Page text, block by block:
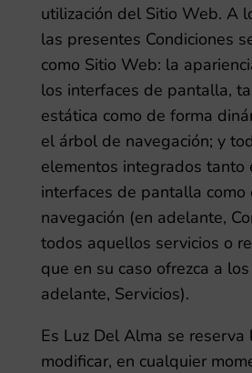
utilización del Sitio Web. A
las presentes Condiciones
como Sitio Web: la
los interfaces de pantalla,
estática como de forma
el árbol de navegación; y
elementos integrados tanto
interfaces de pantalla
navegación (en adelante,
todos aquellos servicios o
que en su caso ofrezca a
adelante, Servicios).
Es Luz Del Alma se reserva
modificar, en cualquier